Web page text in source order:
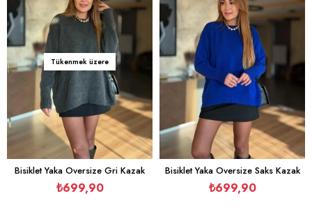
Tükenmek üzere
Bisiklet Yaka Oversize Gri Kazak
₺699,90
Bisiklet Yaka Oversize Saks Kazak
₺699,90